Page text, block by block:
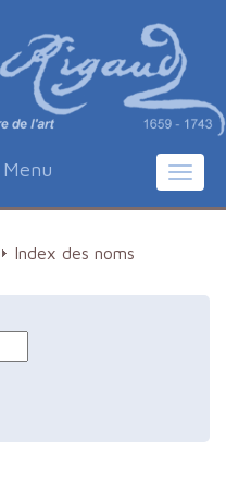
Menu
Index des noms